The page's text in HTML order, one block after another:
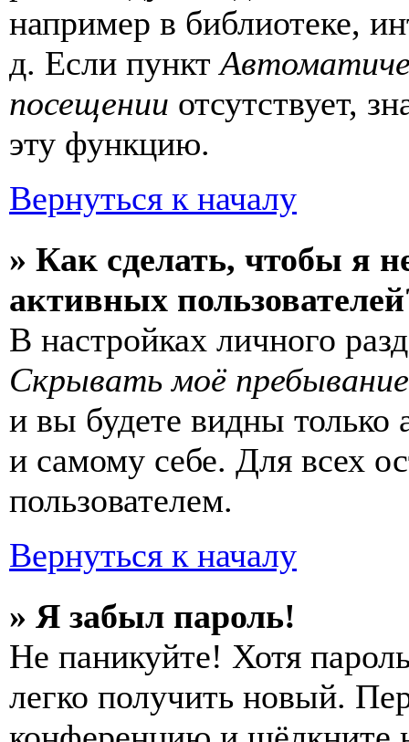
например в библиотеке,
д. Если пункт
посещении отсутствует,
эту функцию.
Вернуться к началу
» Как сделать, чтобы я
активных
В настройках личного
Скрывать моё
и вы будете видны только
и самому себе. Для всех
пользователем.
Вернуться к началу
» Я забыл пароль!
Не паникуйте! Хотя
легко получить новый.